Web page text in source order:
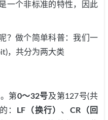
一个非标准的特性，因此
？做个简单科普：我们一
，共分为两大类
第0～32号及第127号(共
：
LF（换行） 、 CR（回